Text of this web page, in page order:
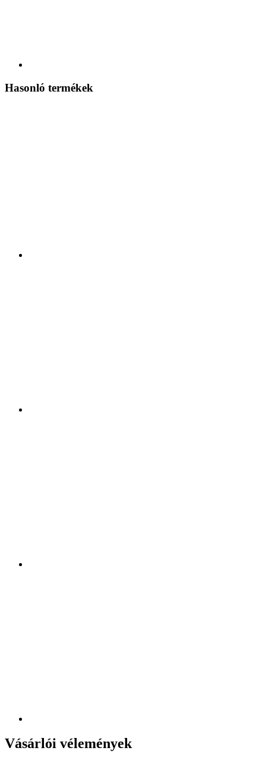
Hasonló termékek
Vásárlói vélemények